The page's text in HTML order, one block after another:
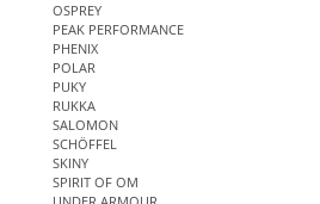
OSPREY
PEAK PERFORMANCE
PHENIX
POLAR
PUKY
RUKKA
SALOMON
SCHÖFFEL
SKINY
SPIRIT OF OM